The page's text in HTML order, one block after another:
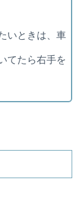
いときは、車
てたら右手を